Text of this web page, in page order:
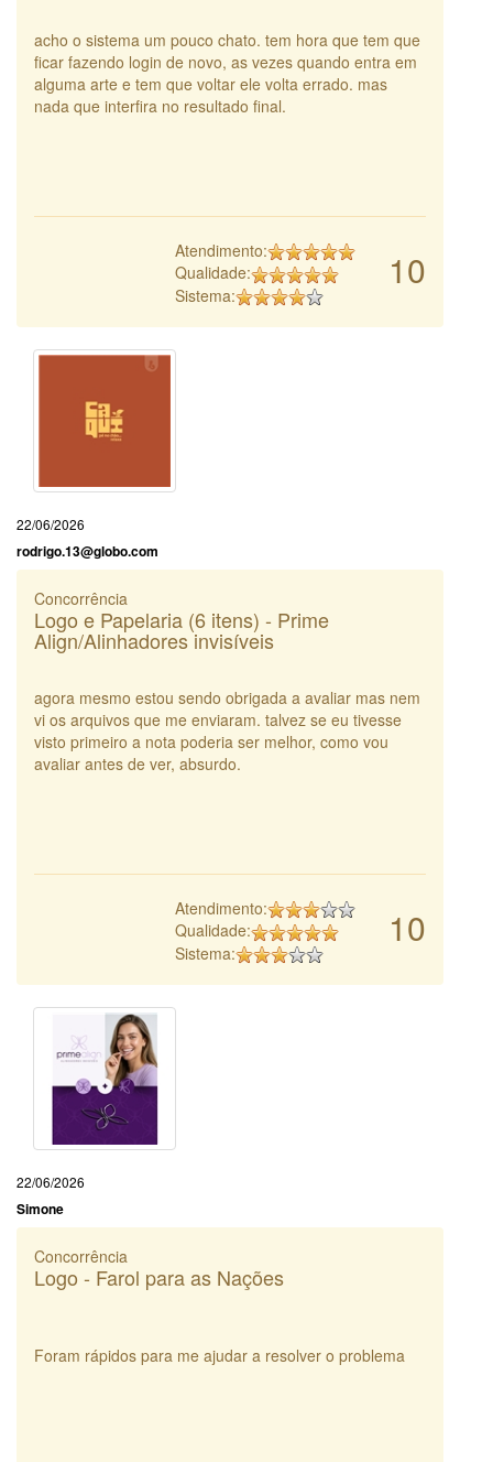
acho o sistema um pouco chato. tem hora que tem que
ficar fazendo login de novo, as vezes quando entra em
alguma arte e tem que voltar ele volta errado. mas
nada que interfira no resultado final.
10
Atendimento:
Qualidade:
Sistema:
22/06/2026
rodrigo.13@globo.com
Concorrência
Logo e Papelaria (6 itens) - Prime
Align/Alinhadores invisíveis
agora mesmo estou sendo obrigada a avaliar mas nem
vi os arquivos que me enviaram. talvez se eu tivesse
visto primeiro a nota poderia ser melhor, como vou
avaliar antes de ver, absurdo.
10
Atendimento:
Qualidade:
Sistema:
22/06/2026
Simone
Concorrência
Logo - Farol para as Nações
Foram rápidos para me ajudar a resolver o problema